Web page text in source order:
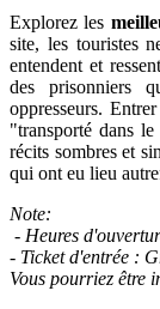
Explorez les
site, les touristes
entendent et
des prisonniers
oppresseurs.
"transporté dans
récits sombres et
qui ont eu lieu
Note:
- Heures
- Ticket d'entrée :
Vous pourriez être